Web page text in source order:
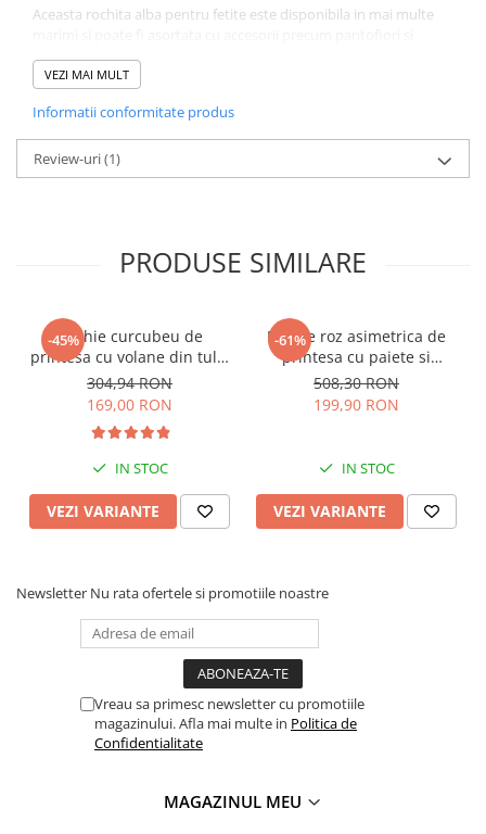
Aceasta rochita alba pentru fetite este disponibila in mai multe
bentite in aceeasi culoare sau in alte culori pastelate, pentru a
completa tinuta. Este o alegere ideala pentru a adauga un plus de
mici sa se simta speciale in momente importante.
VEZI MAI MULT
Informatii conformitate produs
Review-uri(1)
PRODUSE SIMILARE
-45%
Rochie curcubeu de
printesa cu volane din tulle
si sectiuni transparente
304,94 RON
169,00 RON
IN STOC
VEZI VARIANTE
-61%
Rochie roz asimetrica de
printesa cu paiete si
maneca scurta
508,30 RON
199,90 RON
IN STOC
VEZI VARIANTE
Newsletter Nu rata ofertele si promotiile noastre
Vreau sa primesc newsletter cu promotiile
magazinului. Afla mai multe in Politica de
Confidentialitate
MAGAZINUL MEU